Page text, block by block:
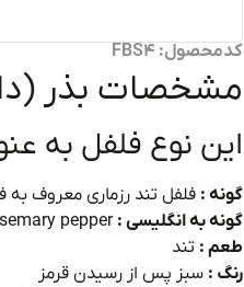
کدمحصول: FBS4
مشخصات بذر
این نوع فلفل به
گونه : فلفل تند رزماری معروف به
گونه به انگلیسی : rosemary pepper
طعم : تند
رنگ : سبز پس از رسیدن قرمز